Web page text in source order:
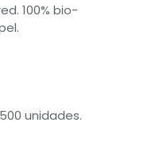
100% bio-
unidades.